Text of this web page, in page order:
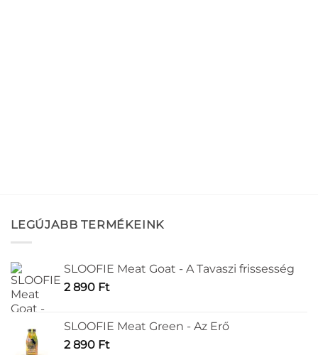
LEGÚJABB TERMÉKEINK
SLOOFIE Meat Goat - A Tavaszi frissesség
2 890 Ft
SLOOFIE Meat Green - Az Erő
2 890 Ft